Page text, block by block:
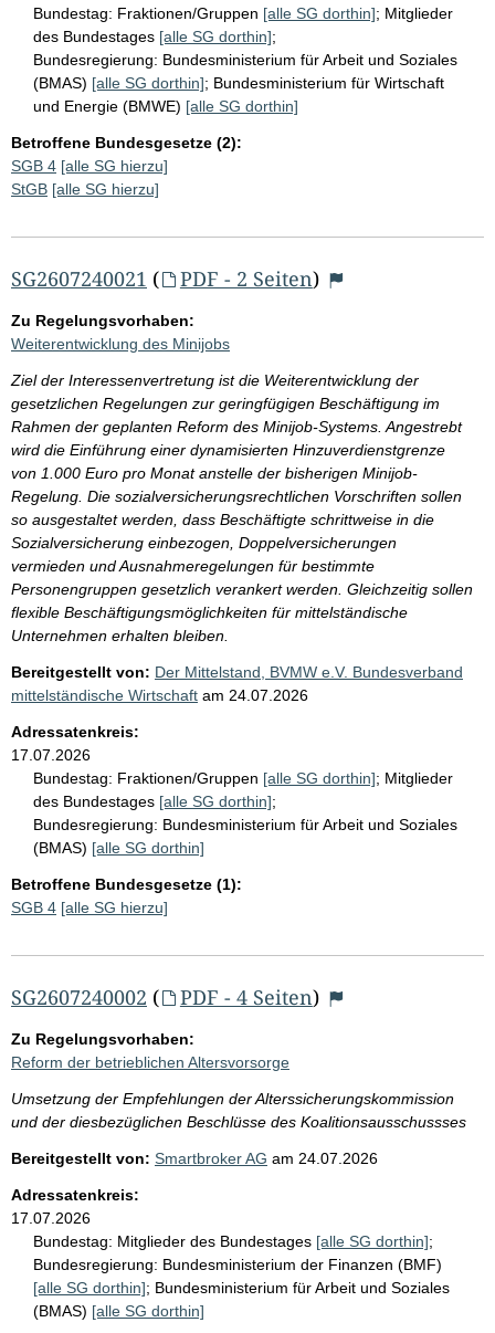
Bundestag: Fraktionen/Gruppen [alle SG dorthin]; Mitglieder
des Bundestages [alle SG dorthin];
Bundesregierung: Bundesministerium für Arbeit und Soziales
(BMAS) [alle SG dorthin]; Bundesministerium für Wirtschaft
und Energie (BMWE) [alle SG dorthin]
Betroffene Bundesgesetze (2):
SGB 4 [alle SG hierzu]
StGB [alle SG hierzu]
SG2607240021 ( PDF - 2 Seiten)
Zu Regelungsvorhaben:
Weiterentwicklung des Minijobs
Ziel der Interessenvertretung ist die Weiterentwicklung der
gesetzlichen Regelungen zur geringfügigen Beschäftigung im
Rahmen der geplanten Reform des Minijob-Systems. Angestrebt
wird die Einführung einer dynamisierten Hinzuverdienstgrenze
von 1.000 Euro pro Monat anstelle der bisherigen Minijob-
Regelung. Die sozialversicherungsrechtlichen Vorschriften sollen
so ausgestaltet werden, dass Beschäftigte schrittweise in die
Sozialversicherung einbezogen, Doppelversicherungen
vermieden und Ausnahmeregelungen für bestimmte
Personengruppen gesetzlich verankert werden. Gleichzeitig sollen
flexible Beschäftigungsmöglichkeiten für mittelständische
Unternehmen erhalten bleiben.
Bereitgestellt von: Der Mittelstand, BVMW e.V. Bundesverband
mittelständische Wirtschaft am 24.07.2026
Adressatenkreis:
17.07.2026
Bundestag: Fraktionen/Gruppen [alle SG dorthin]; Mitglieder
des Bundestages [alle SG dorthin];
Bundesregierung: Bundesministerium für Arbeit und Soziales
(BMAS) [alle SG dorthin]
Betroffene Bundesgesetze (1):
SGB 4 [alle SG hierzu]
SG2607240002 ( PDF - 4 Seiten)
Zu Regelungsvorhaben:
Reform der betrieblichen Altersvorsorge
Umsetzung der Empfehlungen der Alterssicherungskommission
und der diesbezüglichen Beschlüsse des Koalitionsausschussses
Bereitgestellt von: Smartbroker AG am 24.07.2026
Adressatenkreis:
17.07.2026
Bundestag: Mitglieder des Bundestages [alle SG dorthin];
Bundesregierung: Bundesministerium der Finanzen (BMF)
[alle SG dorthin]; Bundesministerium für Arbeit und Soziales
(BMAS) [alle SG dorthin]